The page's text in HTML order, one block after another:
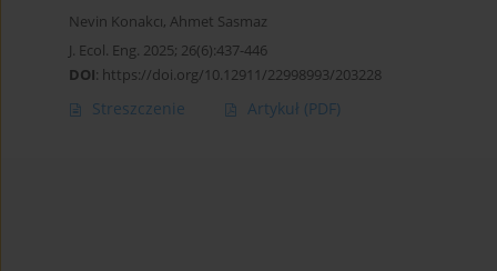
Nevin Konakcı, Ahmet Sasmaz
J. Ecol. Eng. 2025; 26(6):437-446
DOI: https://doi.org/10.12911/22998993/203228
Streszczenie Artykuł (PDF)